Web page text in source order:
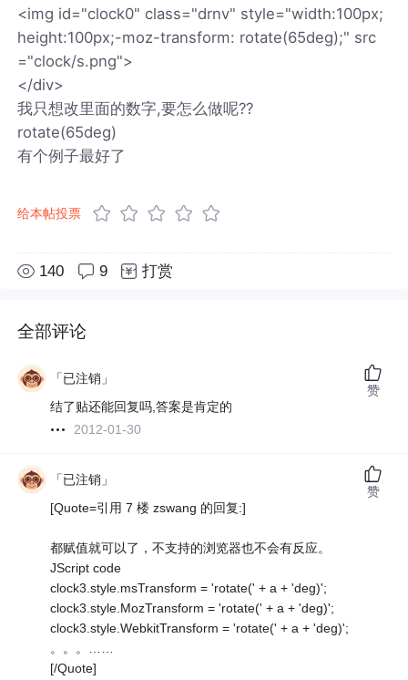
<img id="clock0" class="drnv" style="width:100px;
height:100px;-moz-transform: rotate(65deg);" src
="clock/s.png">
</div>
我只想改里面的数字,要怎么做呢??
rotate(65deg)
有个例子最好了
给本帖投票
140 9 打赏
全部评论
「已注销」
结了贴还能回复吗,答案是肯定的
2012-01-30
赞
「已注销」
[Quote=引用 7 楼 zswang 的回复:]
都赋值就可以了，不支持的浏览器也不会有反应。
JScript code
clock3.style.msTransform = 'rotate(' + a + 'deg)';
clock3.style.MozTransform = 'rotate(' + a + 'deg)';
clock3.style.WebkitTransform = 'rotate(' + a + 'deg)';
。。。……
[/Quote]
赞